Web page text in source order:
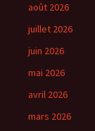
août 2026
juillet 2026
juin 2026
mai 2026
avril 2026
mars 2026